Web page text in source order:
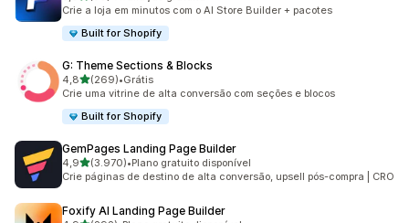
Crie a loja em minutos com o AI Store Builder + pacotes
Built for Shopify
G: Theme Sections & Blocks
4,8de 5 estrelas
(269)
269 avaliações ao todo
•Grátis
Crie uma vitrine de alta conversão com seções e blocos
Built for Shopify
GemPages Landing Page Builder
4,9de 5 estrelas
(3.970)
3970 avaliações ao todo
•Plano gratuito disponível
Crie páginas de destino de alta conversão, upsell pós-compra | CRO
Foxify AI Landing Page Builder